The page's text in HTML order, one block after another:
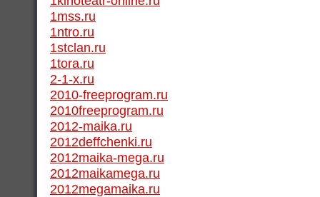
1mss.ru
1ntro.ru
1stclan.ru
1tora.ru
2-1-x.ru
2010-freeprogram.ru
2010freeprogram.ru
2012-maika.ru
2012deffchenki.ru
2012maika-mega.ru
2012maikamega.ru
2012megamaika.ru